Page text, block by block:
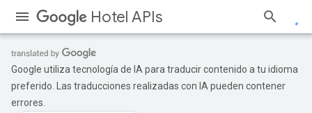
Hotel APIs
Google utiliza tecnología de IA para traducir contenido a tu idioma
preferido. Las traducciones realizadas con IA pueden contener
errores.